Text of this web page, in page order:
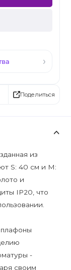
Поделиться
из
S: 40 см и M:
и
IP20, что
-
своим